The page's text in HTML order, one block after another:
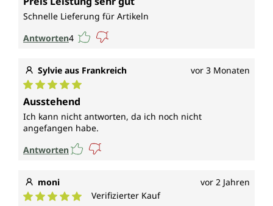
Schnelle Lieferung für Artikeln
Antworten4
Sylvie aus Frankreich vor 3 Monaten
Durchschnittliche Bewertung von 5 von 5 Sternen
Ausstehend
Ich kann nicht antworten, da ich noch nicht
angefangen habe.
Antworten
moni vor 2 Jahren
Verifizierter Kauf